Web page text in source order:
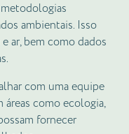
ambientais. Isso
ar, bem como dados
com uma equipe
como ecologia,
fornecer